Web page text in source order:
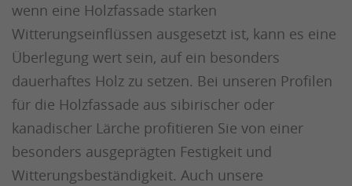
wenn eine Holzfassade starken
Witterungseinflüssen ausgesetzt ist, kann es eine
Überlegung wert sein, auf ein besonders
dauerhaftes Holz zu setzen. Bei unseren Profilen
für die Holzfassade aus sibirischer oder
kanadischer Lärche profitieren Sie von einer
besonders ausgeprägten Festigkeit und
Witterungsbeständigkeit. Auch unsere